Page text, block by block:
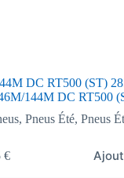
DC RT500 (ST)
144M DC RT500
,Pneus Été,Pneus
€